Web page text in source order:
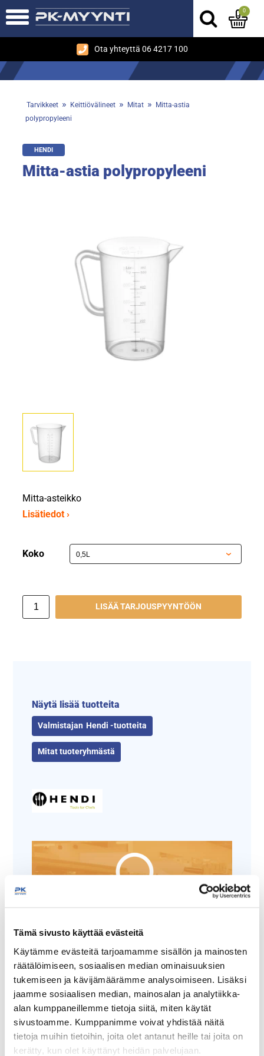
Tämä sivusto käyttää evästeitä
Käytämme evästeitä tarjoamamme sisällön ja mainosten
räätälöimiseen, sosiaalisen median ominaisuuksien
tukemiseen ja kävijämäärämme analysoimiseen. Lisäksi
jaamme sosiaalisen median, mainosalan ja analytiikka-
alan kumppaneillemme tietoja siitä, miten käytät
sivustoamme. Kumppanimme voivat yhdistää näitä
tietoja muihin tietoihin, joita olet antanut heille tai joita on
kerätty, kun olet käyttänyt heidän palvelujaan.
Ota yhteyttä 06 4217 100
0
Tarvikkeet » Keittiövälineet » Mitat »
Mitta-astia
polypropyleeni
HENDI
Mitta-astia polypropyleeni
Mitta-asteikko
Lisätiedot ›
Koko
LISÄÄ TARJOUSPYYNTÖÖN
Näytä lisää tuotteita
Hendi -tuotteita
Mitat tuoteryhmästä
Tämäkin laite sopivasti
rahoituksella
TUTUSTU ›